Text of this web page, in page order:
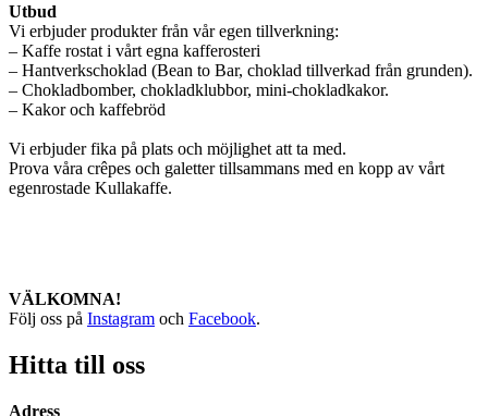
Utbud
Vi erbjuder produkter från vår egen tillverkning:
– Kaffe rostat i vårt egna kafferosteri
– Hantverkschoklad (Bean to Bar, choklad tillverkad från grunden).
– Chokladbomber, chokladklubbor, mini-chokladkakor.
– Kakor och kaffebröd
Vi erbjuder fika på plats och möjlighet att ta med.
Prova våra crêpes och galetter tillsammans med en kopp av vårt
egenrostade Kullakaffe.
VÄLKOMNA!
Följ oss på Instagram och Facebook.
Hitta till oss
Adress